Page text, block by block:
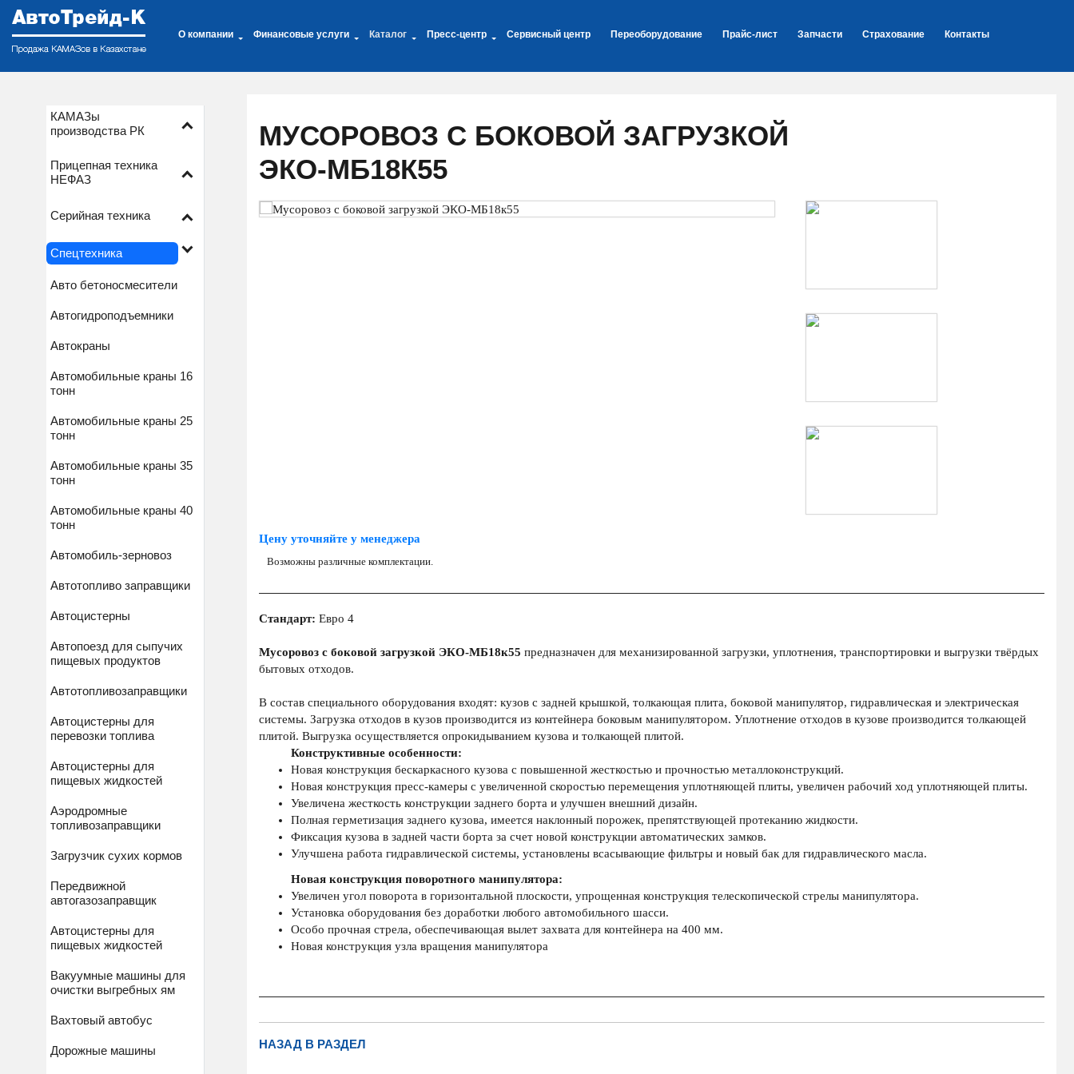
О компании Финансовые услуги Каталог Пресс-центр Сервисный центр Переоборудование Прайс-лист Запчасти Страхование Контакты
КАМАЗы
производства РК
Прицепная техника
НЕФАЗ
Серийная техника
Спецтехника
Авто бетоносмесители
Автогидроподъемники
Автокраны
Автомобильные краны 16
тонн
Автомобильные краны 25
тонн
Автомобильные краны 35
тонн
Автомобильные краны 40
тонн
Автомобиль-зерновоз
Автотопливо заправщики
Автоцистерны
Автопоезд для сыпучих
пищевых продуктов
Автотопливозаправщики
Автоцистерны для
перевозки топлива
Автоцистерны для
пищевых жидкостей
Аэродромные
топливозаправщики
Загрузчик сухих кормов
Передвижной
автогазозаправщик
Автоцистерны для
пищевых жидкостей
Вакуумные машины для
очистки выгребных ям
Вахтовый автобус
Дорожные машины
МУСОРОВОЗ С БОКОВОЙ ЗАГРУЗКОЙ
ЭКО-МБ18К55
Цену уточняйте у менеджера
Возможны различные комплектации.
Стандарт: Евро 4
Мусоровоз с боковой загрузкой ЭКО-МБ18к55 предназначен для механизированной загрузки, уплотнения, транспортировки и выгрузки твёрдых
бытовых отходов.
В состав специального оборудования входят: кузов с задней крышкой, толкающая плита, боковой манипулятор, гидравлическая и электрическая
системы. Загрузка отходов в кузов производится из контейнера боковым манипулятором. Уплотнение отходов в кузове производится толкающей
плитой. Выгрузка осуществляется опрокидыванием кузова и толкающей плитой.
Конструктивные особенности:
Новая конструкция бескаркасного кузова с повышенной жесткостью и прочностью металлоконструкций.
Новая конструкция пресс-камеры с увеличенной скоростью перемещения уплотняющей плиты, увеличен рабочий ход уплотняющей плиты.
Увеличена жесткость конструкции заднего борта и улучшен внешний дизайн.
Полная герметизация заднего кузова, имеется наклонный порожек, препятствующей протеканию жидкости.
Фиксация кузова в задней части борта за счет новой конструкции автоматических замков.
Улучшена работа гидравлической системы, установлены всасывающие фильтры и новый бак для гидравлического масла.
Новая конструкция поворотного манипулятора:
Увеличен угол поворота в горизонтальной плоскости, упрощенная конструкция телескопической стрелы манипулятора.
Установка оборудования без доработки любого автомобильного шасси.
Особо прочная стрела, обеспечивающая вылет захвата для контейнера на 400 мм.
Новая конструкция узла вращения манипулятора
НАЗАД В РАЗДЕЛ